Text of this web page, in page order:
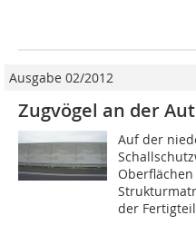
Ausgabe 02/2012
Zugvögel an der
Auf der
der